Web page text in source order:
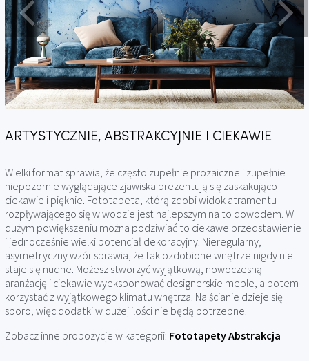
ARTYSTYCZNIE, ABSTRAKCYJNIE I CIEKAWIE
Wielki format sprawia, że często zupełnie prozaiczne i zupełnie
niepozornie wyglądające zjawiska prezentują się zaskakująco
ciekawie i pięknie. Fototapeta, którą zdobi widok atramentu
rozpływającego się w wodzie jest najlepszym na to dowodem. W
dużym powiększeniu można podziwiać to ciekawe przedstawienie
i jednocześnie wielki potencjał dekoracyjny. Nieregularny,
asymetryczny wzór sprawia, że tak ozdobione wnętrze nigdy nie
staje się nudne. Możesz stworzyć wyjątkową, nowoczesną
aranżację i ciekawie wyeksponować designerskie meble, a potem
korzystać z wyjątkowego klimatu wnętrza. Na ścianie dzieje się
sporo, więc dodatki w dużej ilości nie będą potrzebne.
Zobacz inne propozycje w kategorii: Fototapety Abstrakcja